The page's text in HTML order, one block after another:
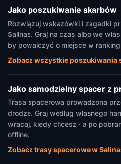
Jako poszukiwanie skarbów
Rozwiązuj wskazówki i zagadki
Salinas. Graj na czas albo we
by powalczyć o miejsce w
Zobacz wszystkie poszukiwania
Jako samodzielny spacer z
Trasa spacerowa prowadzona
drodze. Graj według własnego
wracaj, kiedy chcesz · a po
offline.
Zobacz trasy spacerowe w